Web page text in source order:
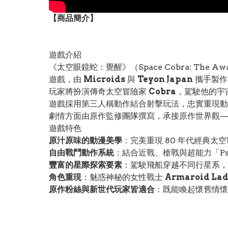
【商品簡介】
遊戲介紹
《太空眼鏡蛇：覺醒》（Space Cobra: The
遊戲，由 Microids 與 Teyon Japan 攜手製
玩家將扮演傳奇太空冒險家 Cobra ，駕駛他的
遊戲採用第三人稱動作結合射擊玩法，忠實重現
劇情方面由原作監修團隊撰寫，承接原作世界觀
遊戲特色
原汁原味的動漫美學 ：完美重現 80 年代經典太
自由戰鬥動作系統：結合近戰、槍戰與超能力「
豐富的星際探索要素 ：駕駛飛船穿越不同行星系
角色重現：魅惑神秘的女性戰士 Armaroid
原作粉絲與新世代玩家皆適合 ：既能喚起懷舊情